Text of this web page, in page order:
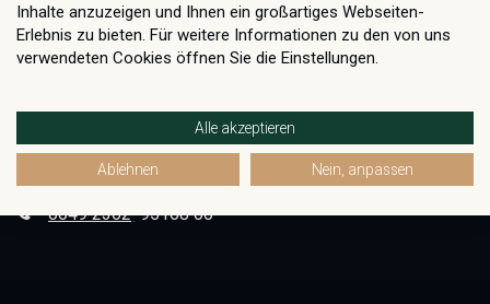
HÄNDLER WERDEN
JETZT ANFRAGEN
NEHMEN SIE KONTAKT AUF
Kontakt
info@dekowe.de
0049 2362 95168 00
Inhalte anzuzeigen und Ihnen ein großartiges Webseiten-
Erlebnis zu bieten. Für weitere Informationen zu den von uns
verwendeten Cookies öffnen Sie die Einstellungen.
Alle akzeptieren
Ablehnen Nein, anpassen